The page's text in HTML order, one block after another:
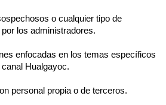
o cualquier tipo de
los administradores.
enfocadas en los temas específicos
Hualgayoc.
personal propia o de terceros.